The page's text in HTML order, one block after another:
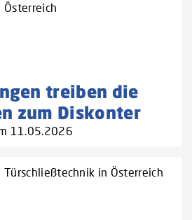
Österreich
treiben die
zum Diskonter
11.05.2026
Türschließtechnik in Österreich